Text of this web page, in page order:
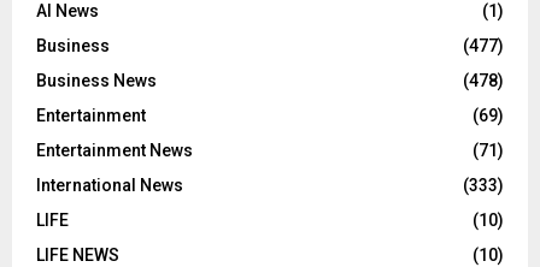
AI News
(1)
Business
(477)
Business News
(478)
Entertainment
(69)
Entertainment News
(71)
International News
(333)
LIFE
(10)
LIFE NEWS
(10)